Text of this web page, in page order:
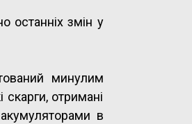
останніх змін у
минулим
отримані
в